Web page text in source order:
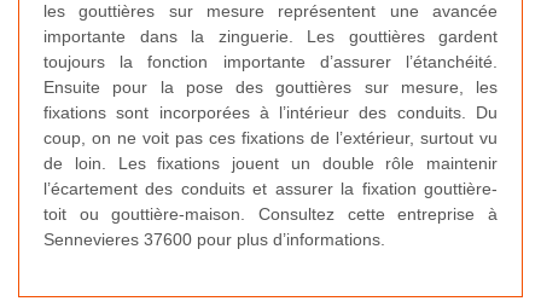
les gouttières sur mesure représentent une avancée
importante dans la zinguerie. Les gouttières gardent
toujours la fonction importante d’assurer l’étanchéité.
Ensuite pour la pose des gouttières sur mesure, les
fixations sont incorporées à l’intérieur des conduits. Du
coup, on ne voit pas ces fixations de l’extérieur, surtout vu
de loin. Les fixations jouent un double rôle maintenir
l’écartement des conduits et assurer la fixation gouttière-
toit ou gouttière-maison. Consultez cette entreprise à
Sennevieres 37600 pour plus d’informations.